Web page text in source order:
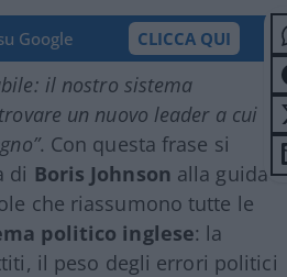
Google CLICCA QUI
il nostro sistema
un nuovo leader a cui
. Con questa frase si
di Boris Johnson alla guida
che riassumono tutte le
politico inglese: la
il peso degli errori politici